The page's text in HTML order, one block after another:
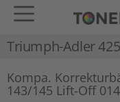
Triumph-Adler 425
Kompa.
143/145 Lift-Off